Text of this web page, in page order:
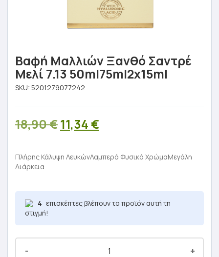
Βαφή Μαλλιών Ξανθό Σαντρέ
Μελί 7.13 50ml75ml2x15ml
SKU: 5201279077242
18,90€Original
was:
11,34 €Η
τιμή
11,34 €.
Πλήρης Κάλυψη ΛευκώνΛαμπερό Φυσικό ΧρώμαΜεγάλη
Διάρκεια
4 επισκέπτες βλέπουν το προϊόν αυτή τη
στιγμή!
- +